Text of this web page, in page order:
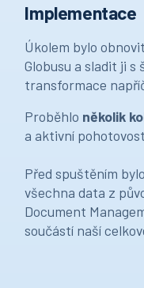
Implementace
Úkolem bylo
Globusu a sladit ji
transformace
Proběhlo několik
a aktivní
Před spuštěním
všechna data z
Document
součástí naší